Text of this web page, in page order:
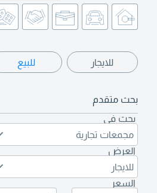
للايجار للبيع
بحث متقدم
بحث في
مجمعات تجارية
العرض
للايجار
السعر